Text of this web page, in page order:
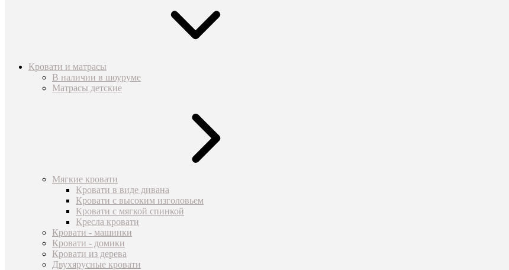
Кровати и матрасы
В наличии в шоуруме
Матрасы детские
Мягкие кровати
Кровати в виде дивана
Кровати с высоким изголовьем
Кровати с мягкой спинкой
Кресла кровати
Кровати - машинки
Кровати - домики
Кровати из дерева
Двухярусные кровати